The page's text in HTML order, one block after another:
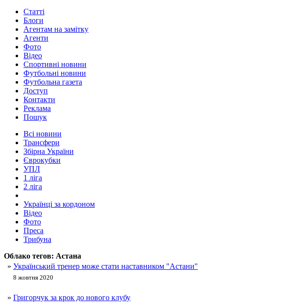
Статті
Блоги
Агентам на замітку
Агенти
Фото
Відео
Спортивні новини
Футбольні новини
Футбольна газета
Доступ
Контакти
Реклама
Пошук
Всі новини
Трансфери
Збірна України
Єврокубки
УПЛ
1 ліга
2 ліга
Українці за кордоном
Відео
Фото
Преса
Трибуна
Облако тегов: Астана
» Український тренер може стати наставником "Астани"
8 жовтня 2020
» Григорчук за крок до нового клубу